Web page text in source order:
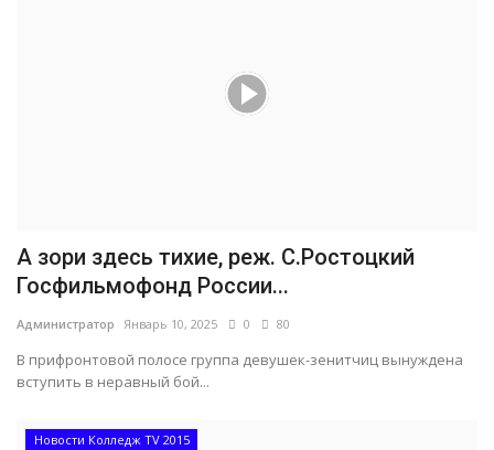
А зори здесь тихие, реж. С.Ростоцкий
Госфильмофонд России...
Администратор Январь 10, 2025 0 80
В прифронтовой полосе группа девушек-зенитчиц вынуждена
вступить в неравный бой...
Новости Колледж TV 2015